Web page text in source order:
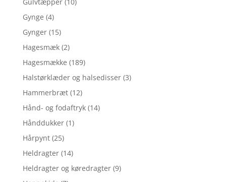
Gynge (4)
Gynger (15)
Hagesmæk (2)
Hagesmække (189)
Halstørklæder og halsedisser (3)
Hammerbræt (12)
Hånd- og fodaftryk (14)
Hånddukker (1)
Hårpynt (25)
Heldragter (14)
Heldragter og køredragter (9)